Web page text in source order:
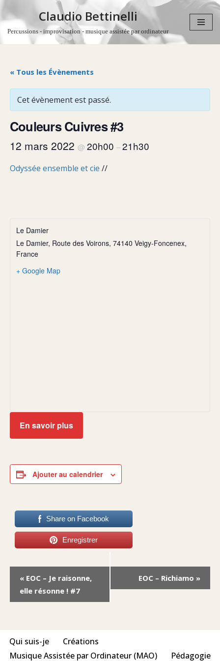
Aller
Claudio Bettinelli
Percussions - improvisation - musique assistée par ordinateur
« Tous les Évènements
Cet évènement est passé.
Couleurs Cuivres #3
12 mars 2022 @ 20h00 –21h30
Odyssée ensemble et cie //
Le Damier
Le Damier, Route des Voirons, 74140 Veigy-Foncenex,
France
+ Google Map
En savoir plus
Ajouter au calendrier
Share on Facebook
Enregistrer
Navigation
Évènement
« EOC – Je raisonne,
elle résonne ! #7
EOC – Richiamo »
Qui suis-je
Créations
Musique Assistée par Ordinateur (MAO)
Pédagogie